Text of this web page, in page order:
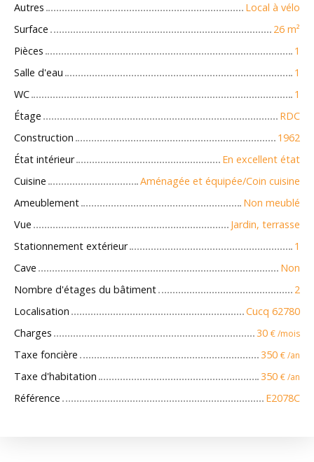
Autres
Local à vélo
Surface
26 m²
Pièces
1
Salle d'eau
1
WC
1
Étage
RDC
Construction
1962
État intérieur
En excellent état
Cuisine
Aménagée et équipée/Coin cuisine
Ameublement
Non meublé
Vue
Jardin, terrasse
Stationnement extérieur
1
Cave
Non
Nombre d'étages du bâtiment
2
Localisation
Cucq 62780
Charges
30 € /mois
Taxe foncière 350 € /an
Taxe d'habitation 350 € /an
Référence E2078C